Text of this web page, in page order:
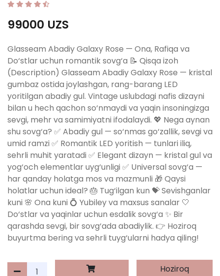
99000 UZS
Glasseam Abadiy Galaxy Rose — Ona, Rafiqa va
Do‘stlar uchun romantik sovg‘a 📝 Qisqa izoh
(Description) Glasseam Abadiy Galaxy Rose — kristal
gumbaz ostida joylashgan, rang-barang LED
yoritilgan abadiy gul. Vintage uslubdagi nafis dizayni
bilan u hech qachon so‘nmaydi va yaqin insoningizga
sevgi, mehr va samimiyatni ifodalaydi. 💖 Nega aynan
shu sovg‘a? ✅ Abadiy gul — so‘nmas go‘zallik, sevgi va
umid ramzi ✅ Romantik LED yoritish — tunlari iliq,
sehrli muhit yaratadi ✅ Elegant dizayn — kristal gul va
yog‘och elementlar uyg‘unligi ✅ Universal sovg‘a —
har qanday holatga mos va mazmunli 🎁 Qaysi
holatlar uchun ideal? 🎂 Tug‘ilgan kun 💝 Sevishganlar
kuni 🌸 Ona kuni 💍 Yubiley va maxsus sanalar 🤍
Do‘stlar va yaqinlar uchun esdalik sovg‘a ✨ Bir
qarashda sevgi, bir sovg‘ada abadiylik. 👉 Hoziroq
buyurtma bering va sehrli tuyg‘ularni hadya qiling!
Hoziroq